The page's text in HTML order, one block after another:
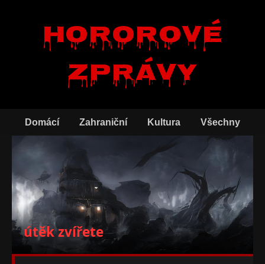
Hororové
zprávy
Domácí Zahraniční Kultura Všechny
útěk zvířete